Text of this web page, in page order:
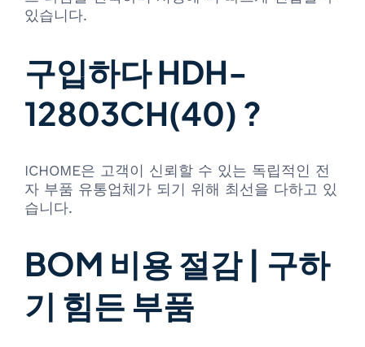
있습니다.
구입하다 HDH-
12803CH(40) ?
ICHOME은 고객이 신뢰할 수 있는 독립적인 전
자 부품 유통업체가 되기 위해 최선을 다하고 있
습니다.
BOM 비용 절감 | 구하
기 힘든 부품